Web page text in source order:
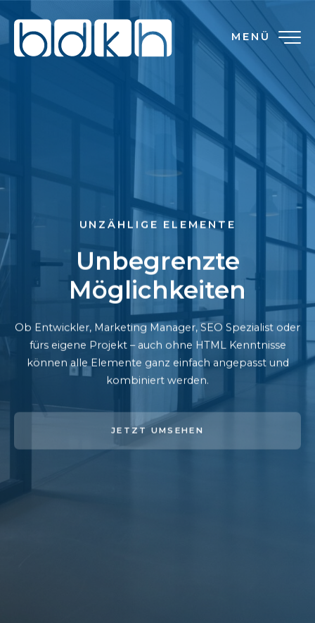
MENÜ
UNZÄHLIGE ELEMENTE
Unbegrenzte
Möglichkeiten
Ob Entwickler, Marketing Manager, SEO Spezialist oder
fürs eigene Projekt – auch ohne HTML Kenntnisse
können alle Elemente ganz einfach angepasst und
kombiniert werden.
JETZT UMSEHEN